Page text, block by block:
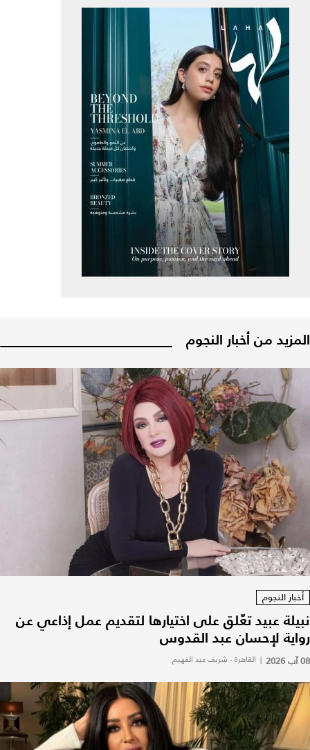
المزيد من أخبار النجوم
أخبار النجوم
نبيلة عبيد تعّلق على اختيارها لتقديم عمل إذاعي عن
رواية لإحسان عبد القدوس
08 آب 2026 | القاهرة - شريف عبد الفهيم